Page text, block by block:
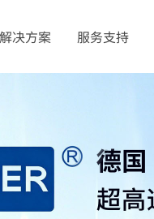
解决方案 服务支持